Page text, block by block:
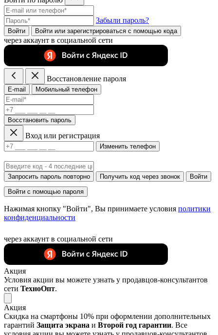
Забыли пароль?
Войти Войти или зарегистрироватьcя с помощью кода
через аккаунт в социальной сети
Восстановление пароля
E-mail Мобильный телефон
Восстановить пароль
Вход или регистрация
Изменить телефон
Запросить пароль повторно Получить код через звонок Войти
Войти с помощью пароля
Нажимая кнопку "Войти", Вы принимаете условия политики
конфиденциальности
через аккаунт в социальной сети
Акция
Условия акции вы можете узнать у продавцов-консультантов
сети ТехноОпт.
Акция
Скидка на смартфоны 10% при оформлении дополнительных
гарантий Защита экрана и Второй год гарантии. Все